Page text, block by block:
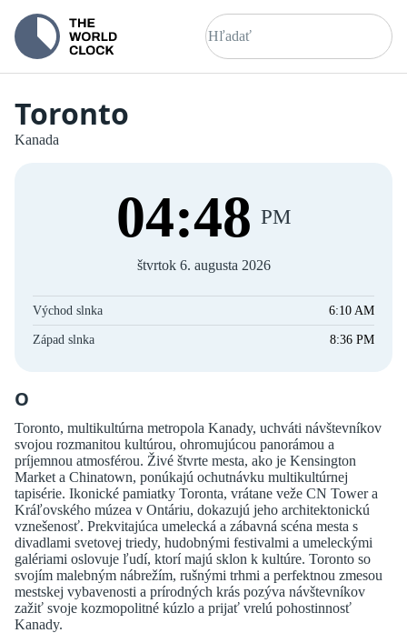
Toronto
Kanada
04:48 PM
štvrtok 6. augusta 2026
Východ slnka 6:10 AM
Západ slnka 8:36 PM
O
Toronto, multikultúrna metropola Kanady, uchváti návštevníkov
svojou rozmanitou kultúrou, ohromujúcou panorámou a
príjemnou atmosférou. Živé štvrte mesta, ako je Kensington
Market a Chinatown, ponúkajú ochutnávku multikultúrnej
tapisérie. Ikonické pamiatky Toronta, vrátane veže CN Tower a
Kráľovského múzea v Ontáriu, dokazujú jeho architektonickú
vznešenosť. Prekvitajúca umelecká a zábavná scéna mesta s
divadlami svetovej triedy, hudobnými festivalmi a umeleckými
galériami oslovuje ľudí, ktorí majú sklon k kultúre. Toronto so
svojím malebným nábrežím, rušnými trhmi a perfektnou zmesou
mestskej vybavenosti a prírodných krás pozýva návštevníkov
zažiť svoje kozmopolitné kúzlo a prijať vrelú pohostinnosť
Kanady.